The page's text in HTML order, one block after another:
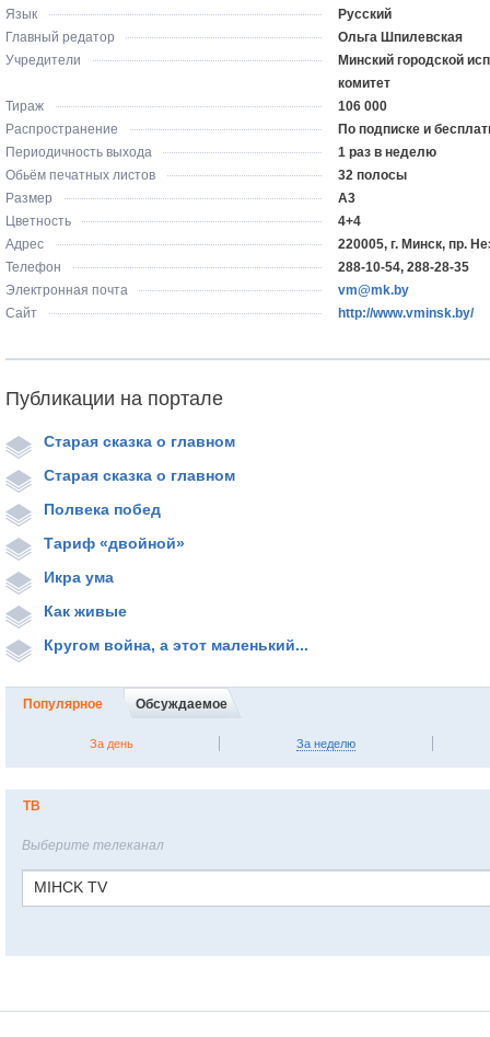
Язык
Русский
Главный редатор
Ольга Шпилевская
Учредители
Минский городской
комитет
Тираж
106 000
Распространение
По подписке и
Периодичность выхода
1 раз в неделю
Обьём печатных листов
32 полосы
Размер
А3
Цветность
4+4
Адрес
220005, г. Минск, пр.
Телефон
288-10-54, 288-28-35
Электронная почта
vm@mk.by
Сайт
http://www.vminsk.by/
Публикации на портале
Старая сказка о главном
Старая сказка о главном
Полвека побед
Тариф «двойной»
Икра ума
Как живые
Кругом война, а этот маленький...
Популярное Обсуждаемое
За день За неделю
ТВ
Выберите телеканал
MIHCK TV